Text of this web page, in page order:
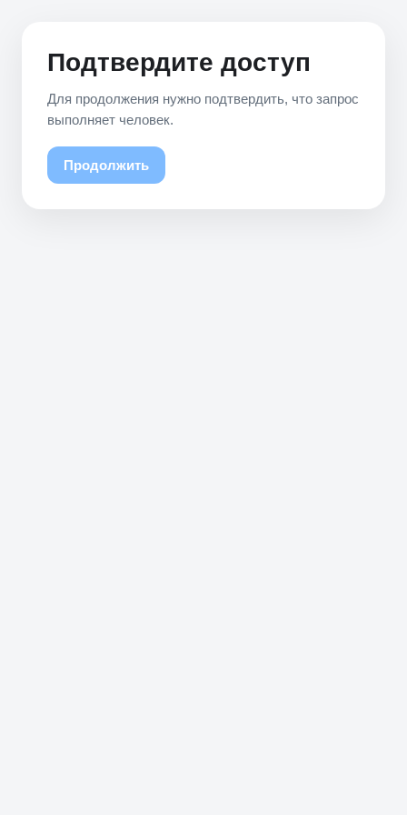
Подтвердите доступ
Для продолжения нужно подтвердить, что запрос
выполняет человек.
Продолжить